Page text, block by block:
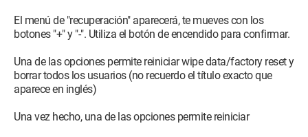
El menú de "recuperación" aparecerá, te mueves con los
botones "+" y "-". Utiliza el botón de encendido para confirmar.
Una de las opciones permite reiniciar wipe data/factory reset y
borrar todos los usuarios (no recuerdo el título exacto que
aparece en inglés)
Una vez hecho, una de las opciones permite reiniciar